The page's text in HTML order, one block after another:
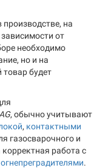
на
от
необходимо
но и на
товар будет
, обычно учитывают
, контактными
газосварочного и
работа с
огнепреградителями.